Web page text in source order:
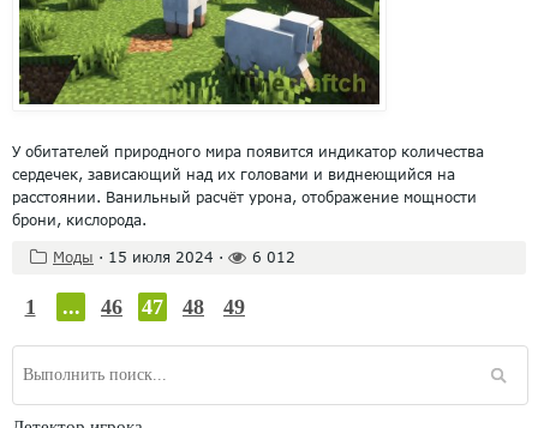
У обитателей природного мира появится индикатор количества
сердечек, зависающий над их головами и виднеющийся на
расстоянии. Ванильный расчёт урона, отображение мощности
брони, кислорода.
Моды · 15 июля 2024 · 6 012
1 ... 46 47 48 49